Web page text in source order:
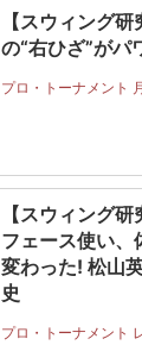
【スウィング
の“右ひざ”がパ
プロ・トーナメント
【スウィング研
フェース使い
変わった! 松山
史
プロ・トーナメント